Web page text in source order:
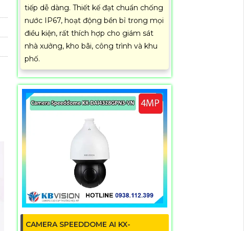
tiếp dễ dàng. Thiết kế đạt chuẩn chống
nước IP67, hoạt động bền bỉ trong mọi
điều kiện, rất thích hợp cho giám sát
nhà xưởng, kho bãi, công trình và khu
phố.
CAMERA SPEEDDOME AI KX-